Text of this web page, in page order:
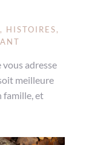
HISTOIRES,
vous adresse
meilleure
famille, et